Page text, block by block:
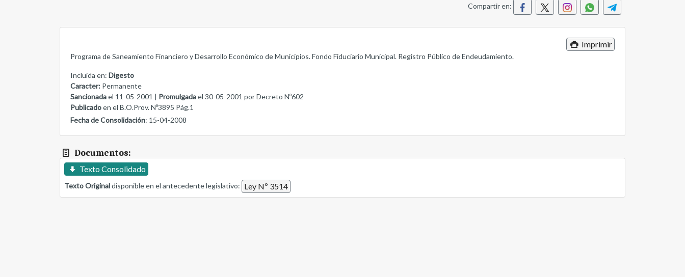
Compartir en:
Imprimir
Programa de Saneamiento Financiero y Desarrollo Económico de Municipios. Fondo Fiduciario Municipal. Registro Público de Endeudamiento.
Incluida en: Digesto
Caracter: Permanente
Sancionadael 11-05-2001 | Promulgadael 30-05-2001 por Decreto Nº602
Publicadoen el B.O.Prov. Nº3895 Pág.1
Fecha de Consolidación: 15-04-2008
Documentos:
Texto Consolidado
Texto Originaldisponible en el antecedente legislativo: Ley Nº 3514